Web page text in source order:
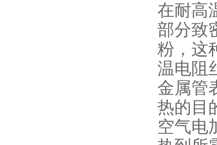
在耐高
部分致
粉，这
温电阻
金属管
热的目
空气电